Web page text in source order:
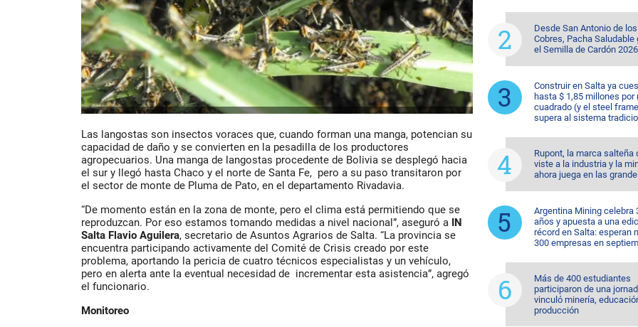
Las langostas son insectos voraces que, cuando forman una manga, potencian su
capacidad de daño y se convierten en la pesadilla de los productores
agropecuarios. Una manga de langostas procedente de Bolivia se desplegó hacia
el sur y llegó hasta Chaco y el norte de Santa Fe, pero a su paso transitaron por
el sector de monte de Pluma de Pato, en el departamento Rivadavia.
“De momento están en la zona de monte, pero el clima está permitiendo que se
reproduzcan. Por eso estamos tomando medidas a nivel nacional”, aseguró a IN
Salta Flavio Aguilera, secretario de Asuntos Agrarios de Salta. “La provincia se
encuentra participando activamente del Comité de Crisis creado por este
problema, aportando la pericia de cuatro técnicos especialistas y un vehículo,
pero en alerta ante la eventual necesidad de incrementar esta asistencia”, agregó
el funcionario.
Monitoreo
Desde San Antonio de los
Cobres, Pacha Saludable
el Semilla de Cardón 2026
Construir en Salta ya
hasta $ 1,85 millones por
cuadrado (y el steel frame
supera al sistema
Rupont, la marca salteña
viste a la industria y la
ahora juega en las
Argentina Mining celebra
años y apuesta a una
récord en Salta: esperan
300 empresas en
Más de 400 estudiantes
participaron de una
vinculó minería,
producción